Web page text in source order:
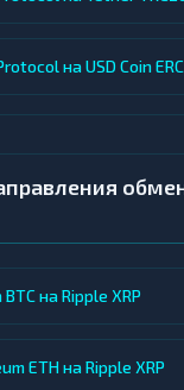
на USD Coin
на Ripple XRP
ETH на Ripple XRP